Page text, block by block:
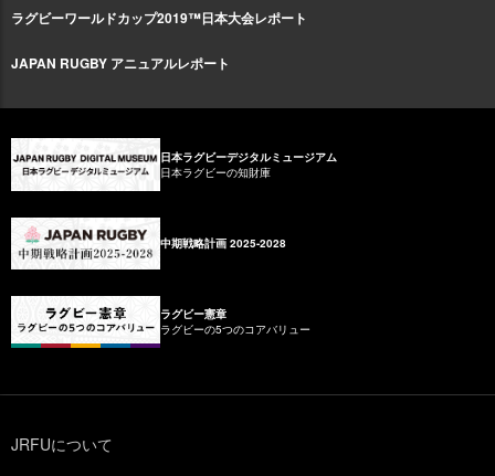
ラグビーワールドカップ2019™日本大会レポート
JAPAN RUGBY アニュアルレポート
日本ラグビーデジタルミュージアム
日本ラグビーの知財庫
中期戦略計画 2025-2028
ラグビー憲章
ラグビーの5つのコアバリュー
JRFUについて